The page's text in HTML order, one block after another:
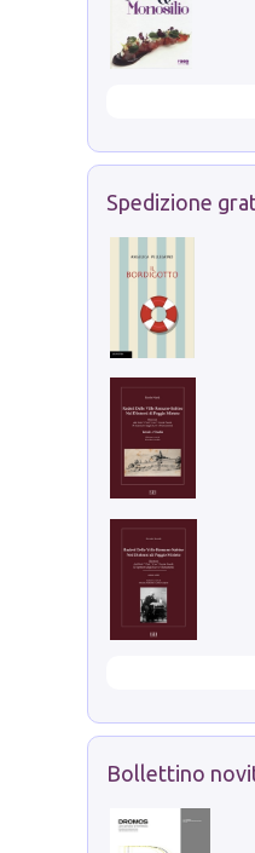
Spedizione
Bollettino